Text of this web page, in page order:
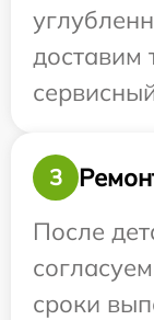
доставим
3
После
сроки